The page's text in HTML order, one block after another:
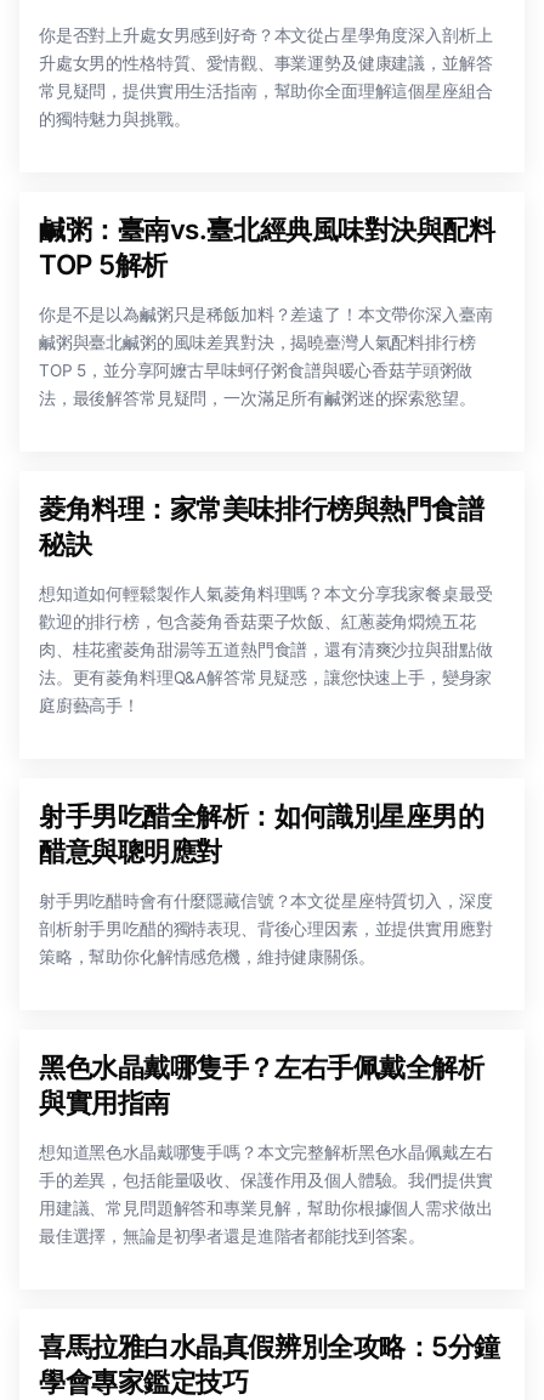
你是否對上升處女男感到好奇？本文從占星學角度深入剖析上
升處女男的性格特質、愛情觀、事業運勢及健康建議，並解答
常見疑問，提供實用生活指南，幫助你全面理解這個星座組合
的獨特魅力與挑戰。
鹹粥：臺南vs.臺北經典風味對決與配料
TOP 5解析
你是不是以為鹹粥只是稀飯加料？差遠了！本文帶你深入臺南
鹹粥與臺北鹹粥的風味差異對決，揭曉臺灣人氣配料排行榜
TOP 5，並分享阿嬤古早味蚵仔粥食譜與暖心香菇芋頭粥做
法，最後解答常見疑問，一次滿足所有鹹粥迷的探索慾望。
菱角料理：家常美味排行榜與熱門食譜
秘訣
想知道如何輕鬆製作人氣菱角料理嗎？本文分享我家餐桌最受
歡迎的排行榜，包含菱角香菇栗子炊飯、紅蔥菱角燜燒五花
肉、桂花蜜菱角甜湯等五道熱門食譜，還有清爽沙拉與甜點做
法。更有菱角料理Q&A解答常見疑惑，讓您快速上手，變身家
庭廚藝高手！
射手男吃醋全解析：如何識別星座男的
醋意與聰明應對
射手男吃醋時會有什麼隱藏信號？本文從星座特質切入，深度
剖析射手男吃醋的獨特表現、背後心理因素，並提供實用應對
策略，幫助你化解情感危機，維持健康關係。
黑色水晶戴哪隻手？左右手佩戴全解析
與實用指南
想知道黑色水晶戴哪隻手嗎？本文完整解析黑色水晶佩戴左右
手的差異，包括能量吸收、保護作用及個人體驗。我們提供實
用建議、常見問題解答和專業見解，幫助你根據個人需求做出
最佳選擇，無論是初學者還是進階者都能找到答案。
喜馬拉雅白水晶真假辨別全攻略：5分鐘
學會專家鑑定技巧